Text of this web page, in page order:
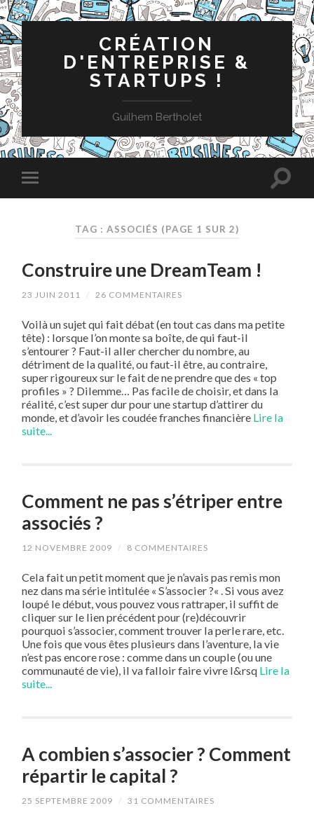
CRÉATION
D'ENTREPRISE &
STARTUPS !
Guilhem Bertholet
TAG : ASSOCIÉS (PAGE 1 SUR 2)
Construire une DreamTeam !
23 JUIN 2011 / 26 COMMENTAIRES
Voilà un sujet qui fait débat (en tout cas dans ma petite
tête) : lorsque l’on monte sa boîte, de qui faut-il
s’entourer ? Faut-il aller chercher du nombre, au
détriment de la qualité, ou faut-il être, au contraire,
super rigoureux sur le fait de ne prendre que des « top
profiles » ? Dilemme… Pas facile de choisir, et dans la
réalité, c’est super dur pour une startup d’attirer du
monde, et d’avoir les coudée franches financière Lire la
suite...
Comment ne pas s’étriper entre
associés ?
12 NOVEMBRE 2009 / 8 COMMENTAIRES
Cela fait un petit moment que je n’avais pas remis mon
nez dans ma série intitulée « S’associer ?« . Si vous avez
loupé le début, vous pouvez vous rattraper, il suffit de
cliquer sur le lien précédent pour (re)découvrir
pourquoi s’associer, comment trouver la perle rare, etc.
Une fois que vous êtes plusieurs dans l’aventure, la vie
n’est pas encore rose : comme dans un couple (ou une
communauté de vie), il va falloir faire vivre l&rsq Lire la
suite...
A combien s’associer ? Comment
répartir le capital ?
25 SEPTEMBRE 2009 / 31 COMMENTAIRES